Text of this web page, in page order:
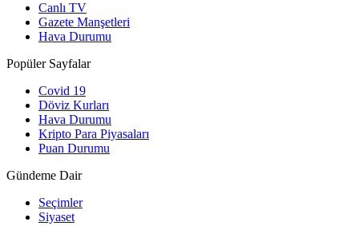
Canlı TV
Gazete Manşetleri
Hava Durumu
Popüler Sayfalar
Covid 19
Döviz Kurları
Hava Durumu
Kripto Para Piyasaları
Puan Durumu
Gündeme Dair
Seçimler
Siyaset